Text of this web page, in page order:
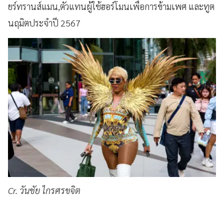
ยร์ทรานส์แมน,ตัวแทนผู้ใช้ฮอร์โมนเพื่อการข้ามเพศ และทูต
นฤมิตประจำปี 2567
Cr. วันชัย ไกรศรขจิต